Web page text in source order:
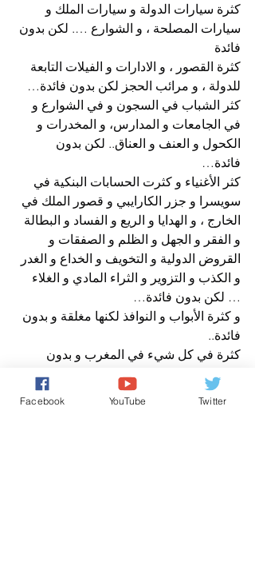
كثرة سيارات الدولة و سيارات الملك و
سيارات المصلحة ، و الشوارع …. لكن بدون
فائدة
كثرة القصور ، و الادارات و الفيلات التابعة
للدولة ، و مرائب الحجز لكن بدون فائدة…
كثر الشباب في السجون و في الشوارع و
في الجامعات و المدارس، و المخدرات و
الكحول و العنف و العناق.. لكن بدون
فائدة…
كثر الأغنياء و كثرت الحسابات البنكية في
سويسرا و جزر الكارايبي و قصور الملك في
الخارج ، و الهدايا و الريع و الفساد و البطالة
و الفقر و الجهل و الظلم و الصفقات و
القروض الدولية و التخويف و الخداع و الغدر
و الكذب و التزوير و الثراء المادي و الغلاء
… لكن بدون فائدة…
و كثرة الأبواب و النوافذ لكنها مغلقة و بدون
فائدة..
كثرة في كل شيء في المغرب و بدون
فائدة…
مجرد رأي
Facebook YouTube Twitter